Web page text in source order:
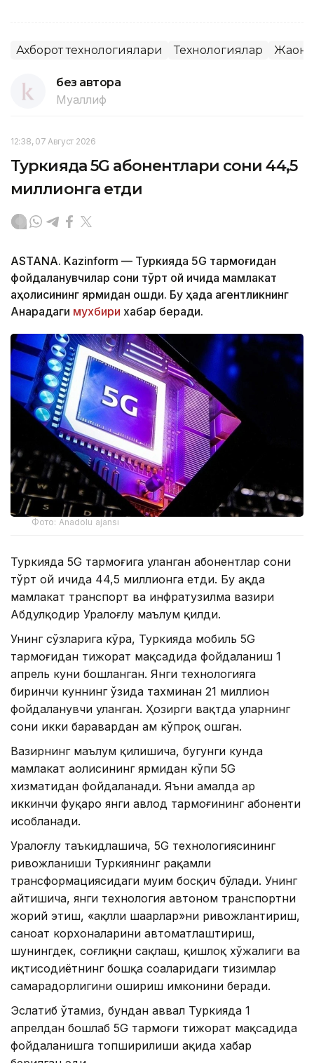
Ахборот технологиялари Технологиялар Жаҳон
без автора
Муаллиф
12:38, 07 Август 2026
Туркияда 5G абонентлари сони 44,5
миллионга етди
ASTANA. Kazinform — Туркияда 5G тармоғидан
фойдаланувчилар сони тўрт ой ичида мамлакат
аҳолисининг ярмидан ошди. Бу ҳақда агентликнинг
Анқарадаги мухбири хабар беради.
Фото: Anadolu ajansı
Туркияда 5G тармоғига уланган абонентлар сони
тўрт ой ичида 44,5 миллионга етди. Бу ҳақда
мамлакат транспорт ва инфратузилма вазири
Абдулқодир Уралоғлу маълум қилди.
Унинг сўзларига кўра, Туркияда мобиль 5G
тармоғидан тижорат мақсадида фойдаланиш 1
апрель куни бошланган. Янги технологияга
биринчи куннинг ўзида тахминан 21 миллион
фойдаланувчи уланган. Ҳозирги вақтда уларнинг
сони икки баравардан ҳам кўпроқ ошган.
Вазирнинг маълум қилишича, бугунги кунда
мамлакат аҳолисининг ярмидан кўпи 5G
хизматидан фойдаланади. Яъни амалда ҳар
иккинчи фуқаро янги авлод тармоғининг абоненти
ҳисобланади.
Уралоғлу таъкидлашича, 5G технологиясининг
ривожланиши Туркиянинг рақамли
трансформациясидаги муҳим босқич бўлади. Унинг
айтишича, янги технология автоном транспортни
жорий этиш, «ақлли шаҳарлар»ни ривожлантириш,
саноат корхоналарини автоматлаштириш,
шунингдек, соғлиқни сақлаш, қишлоқ хўжалиги ва
иқтисодиётнинг бошқа соҳаларидаги тизимлар
самарадорлигини ошириш имконини беради.
Эслатиб ўтамиз, бундан аввал Туркияда 1
апрелдан бошлаб 5G тармоғи тижорат мақсадида
фойдаланишга топширилиши ҳақида хабар